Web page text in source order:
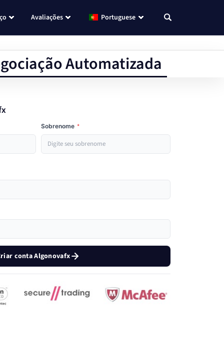
Avaliações Portuguese
Automatizada
Sobrenome *
conta Algonovafx